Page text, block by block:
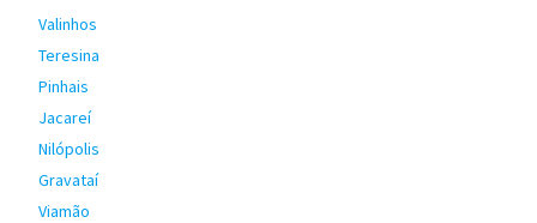
Valinhos
Teresina
Pinhais
Jacareí
Nilópolis
Gravataí
Viamão